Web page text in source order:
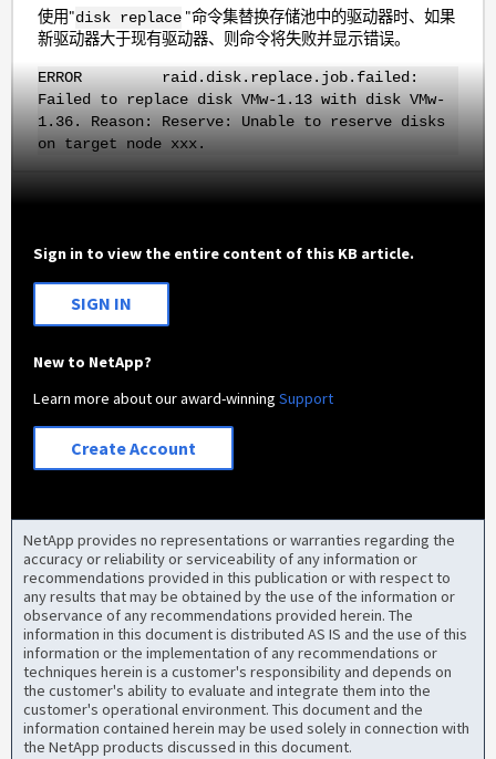
使用"disk replace"命令集替换存储池中的驱动器时、如果
新驱动器大于现有驱动器、则命令将失败并显示错误。
ERROR raid.disk.replace.job.failed:
Failed to replace disk VMw-1.13 with disk VMw-
1.36. Reason: Reserve: Unable to reserve disks
on target node xxx.
Sign in to view the entire content of this KB article.
SIGN IN
New to NetApp?
Learn more about our award-winningSupport
Create Account
NetApp provides no representations or warranties regarding the
accuracy or reliability or serviceability of any information or
recommendations provided in this publication or with respect to
any results that may be obtained by the use of the information or
observance of any recommendations provided herein. The
information in this document is distributed AS IS and the use of this
information or the implementation of any recommendations or
techniques herein is a customer's responsibility and depends on
the customer's ability to evaluate and integrate them into the
customer's operational environment. This document and the
information contained herein may be used solely in connection with
the NetApp products discussed in this document.